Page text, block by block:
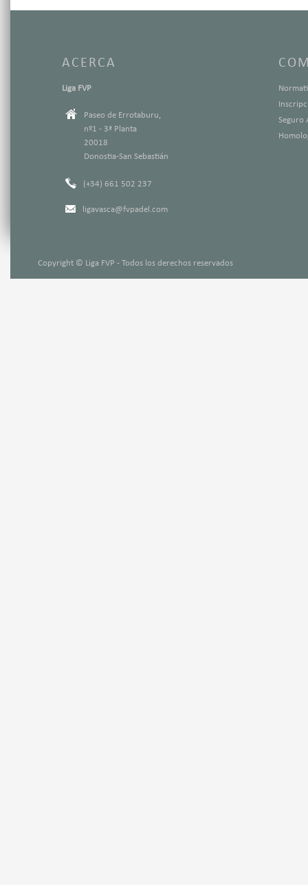
ACERCA
Liga FVP
Paseo de Errotaburu,
nº1 - 3ª Planta
20018
Donostia-San Sebastián
(+34) 661 502 237
ligavasca@fvpadel.com
Seguro
Copyright © Liga FVP - Todos los derechos reservados